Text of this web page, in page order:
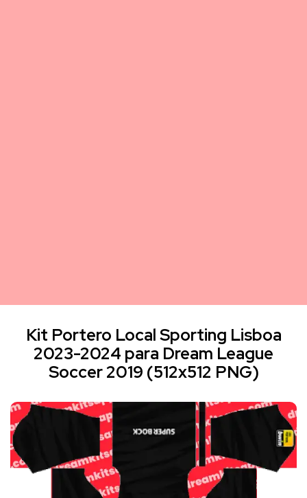
Kit Portero Local Sporting Lisboa
2023-2024 para Dream League
Soccer 2019 (512x512 PNG)